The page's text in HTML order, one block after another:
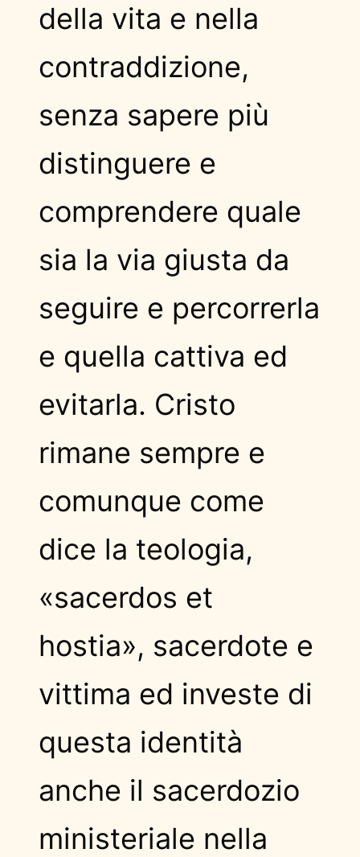
della vita e nella
contraddizione,
senza sapere più
distinguere e
comprendere quale
sia la via giusta da
seguire e percorrerla
e quella cattiva ed
evitarla. Cristo
rimane sempre e
comunque come
dice la teologia,
«sacerdos et
hostia», sacerdote e
vittima ed investe di
questa identità
anche il sacerdozio
ministeriale nella